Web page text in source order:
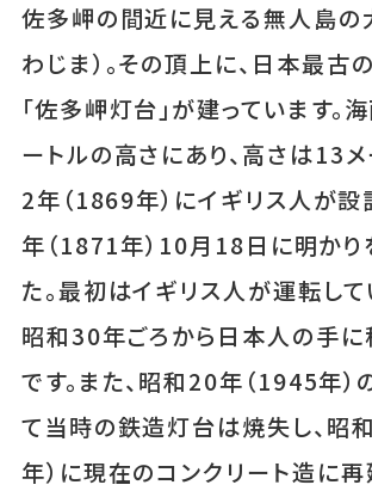
佐多岬の間近に見える無人島の
わじま）。その頂上に、日本最古
「佐多岬灯台」が建っています。
ートルの高さにあり、高さは13メ
2年（1869年）にイギリス人が設
年（1871年）10月18日に明かり
た。最初はイギリス人が運転して
昭和30年ごろから日本人の手に
です。また、昭和20年（1945年）
て当時の鉄造灯台は焼失し、昭
年）に現在のコンクリート造に